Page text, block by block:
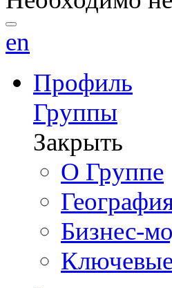
en
Профиль
Группы
Закрыть
О Группе
Бизнес-
Ключевые